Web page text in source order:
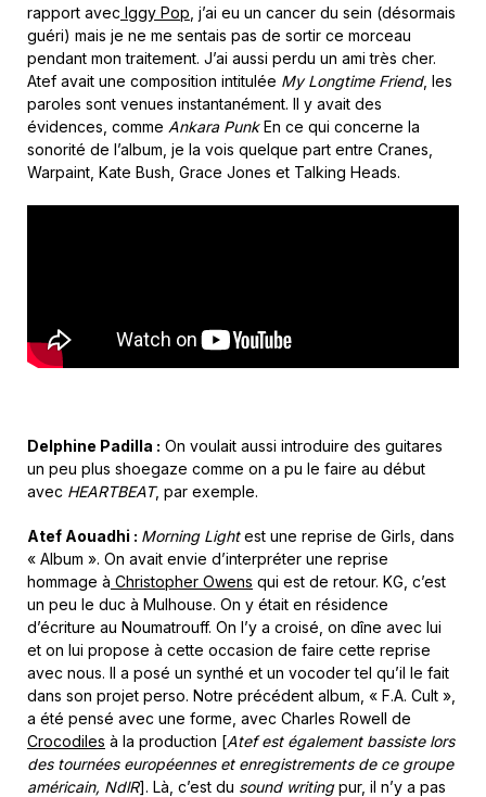
rapport avec Iggy Pop , j’ai eu un cancer du sein (désormais
guéri) mais je ne me sentais pas de sortir ce morceau
pendant mon traitement. J’ai aussi perdu un ami très cher.
Atef avait une composition intitulée My Longtime Friend, les
paroles sont venues instantanément. Il y avait des
évidences, comme Ankara Punk En ce qui concerne la
sonorité de l’album, je la vois quelque part entre Cranes,
Warpaint, Kate Bush, Grace Jones et Talking Heads.
Delphine Padilla : On voulait aussi introduire des guitares
un peu plus shoegaze comme on a pu le faire au début
avec HEARTBEAT, par exemple.
Atef Aouadhi : Morning Lightest une reprise de Girls, dans
« Album ». On avait envie d’interpréter une reprise
hommage à Christopher Owens qui est de retour. KG, c’est
un peu le duc à Mulhouse. On y était en résidence
d’écriture au Noumatrouff. On l’y a croisé, on dîne avec lui
et on lui propose à cette occasion de faire cette reprise
avec nous. Il a posé un synthé et un vocoder tel qu’il le fait
dans son projet perso. Notre précédent album, « F.A. Cult »,
a été pensé avec une forme, avec Charles Rowell de
Crocodiles à la production [Atef est également bassiste lors
des tournées européennes et enregistrements de ce groupe
américain, NdlR]. Là, c’est du sound writingpur, il n’y a pas